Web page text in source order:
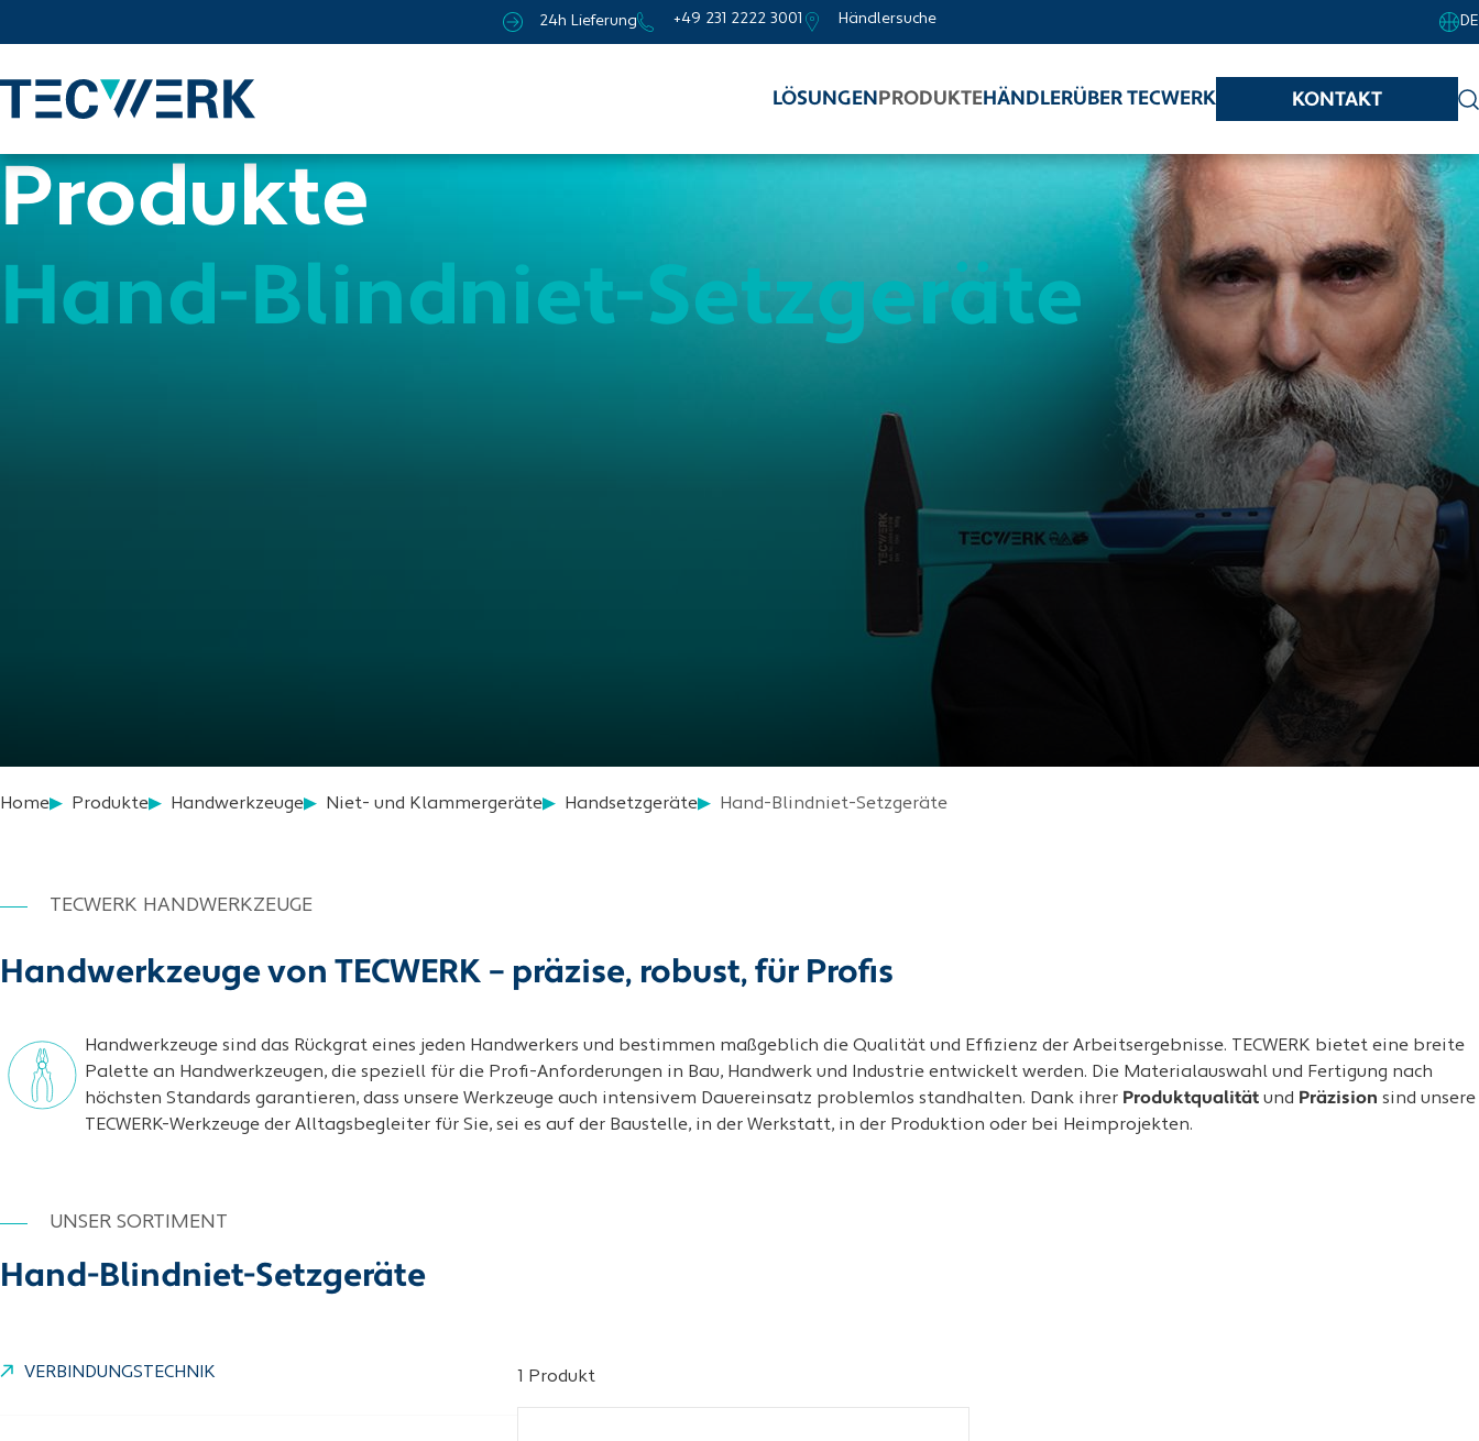
24h Lieferung +49 231 2222 3001 Händlersuche DE
LÖSUNGEN PRODUKTEHÄNDLERÜBER TECWERK KONTAKT
Produkte
Hand-Blindniet-Setzgeräte
Home Produkte Handwerkzeuge Niet- und Klammergeräte Handsetzgeräte Hand-Blindniet-Setzgeräte
Handwerkzeuge von TECWERK – präzise, robust, für Profis
TECWERK HANDWERKZEUGE
Handwerkzeuge sind das Rückgrat eines jeden Handwerkers und bestimmen maßgeblich die Qualität und Effizienz der Arbeitsergebnisse. TECWERK bietet eine breite
Palette an Handwerkzeugen, die speziell für die Profi-Anforderungen in Bau, Handwerk und Industrie entwickelt werden. Die Materialauswahl und Fertigung nach
höchsten Standards garantieren, dass unsere Werkzeuge auch intensivem Dauereinsatz problemlos standhalten. Dank ihrer Produktqualität und Präzision sind unsere
TECWERK-Werkzeuge der Alltagsbegleiter für Sie, sei es auf der Baustelle, in der Werkstatt, in der Produktion oder bei Heimprojekten.
UNSER SORTIMENT
Hand-Blindniet-Setzgeräte
VERBINDUNGSTECHNIK 1 Produkt